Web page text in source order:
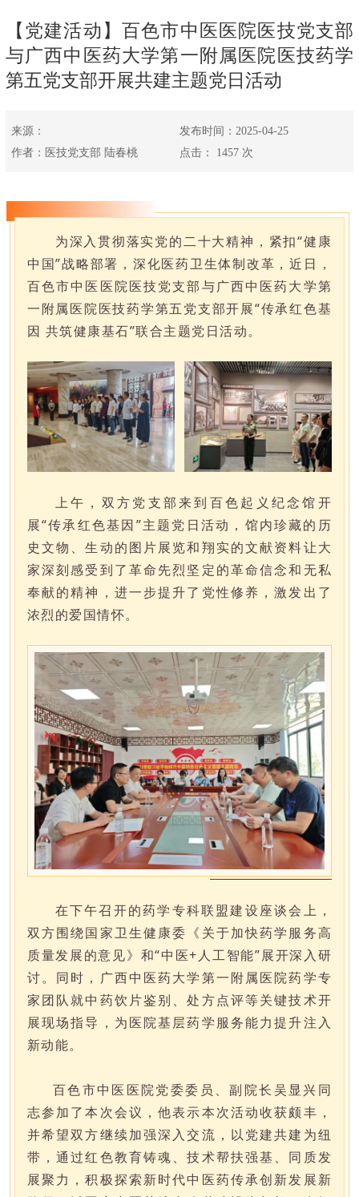
【党建活动】百色市中医医院医技党支部
与广西中医药大学第一附属医院医技药学
第五党支部开展共建主题党日活动
来源：
发布时间：2025-04-25
作者：医技党支部 陆春桃
点击： 1457 次
为深入贯彻落实党的二十大精神，紧扣“健康
中国”战略部署，深化医药卫生体制改革，近日，
百色市中医医院医技党支部与广西中医药大学第
一附属医院医技药学第五党支部开展“传承红色基
因 共筑健康基石”联合主题党日活动。
上午，双方党支部来到百色起义纪念馆开
展“传承红色基因”主题党日活动，馆内珍藏的历
史文物、生动的图片展览和翔实的文献资料让大
家深刻感受到了革命先烈坚定的革命信念和无私
奉献的精神，进一步提升了党性修养，激发出了
浓烈的爱国情怀。
在下午召开的药学专科联盟建设座谈会上，
双方围绕国家卫生健康委《关于加快药学服务高
质量发展的意见》和“中医+人工智能”展开深入研
讨。同时，广西中医药大学第一附属医院药学专
家团队就中药饮片鉴别、处方点评等关键技术开
展现场指导 ，为医院基层药学服务能力提升注入
新动能。
百色市中医医院党委委员、副院长吴显兴同
志参加了本次会议，他表示本次活动收获颇丰，
并希望双方继续加强深入交流，以党建共建为纽
带，通过红色教育铸魂、技术帮扶强基、同质发
展聚力，积极探索新时代中医药传承创新发展新